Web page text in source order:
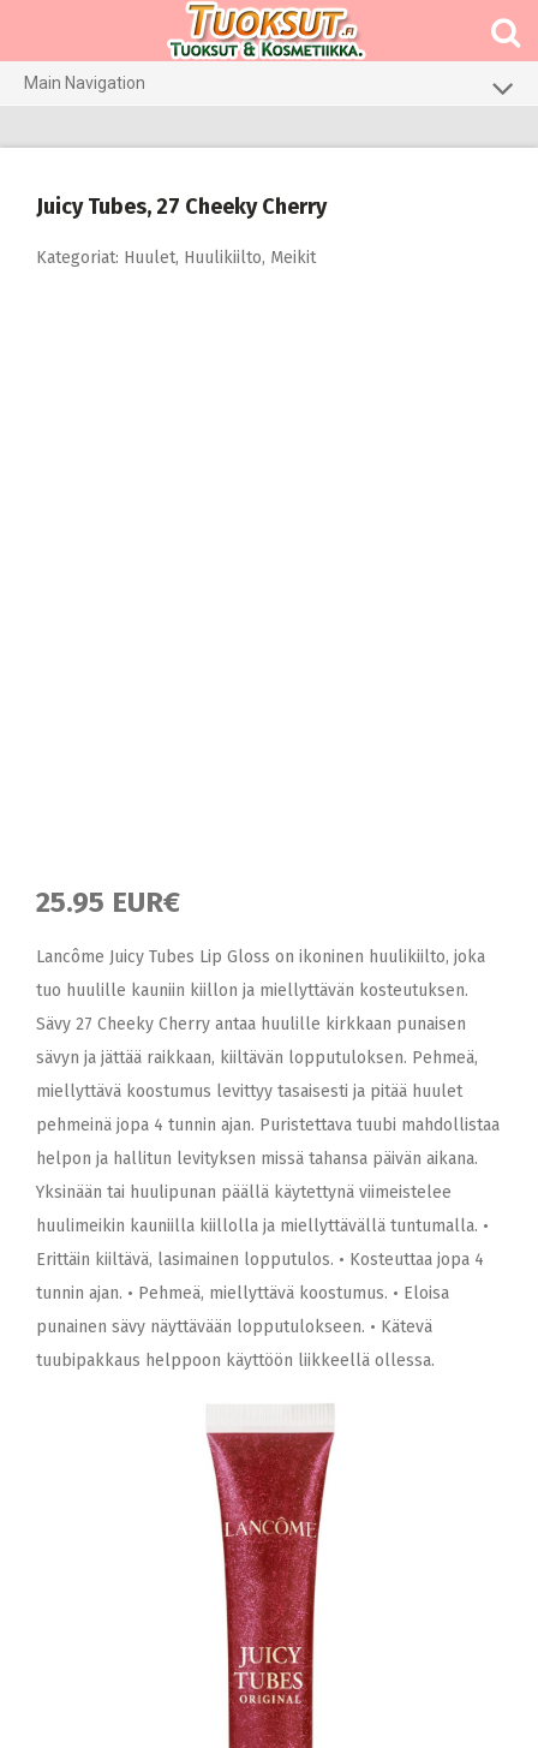
Main Navigation
Hiustenhoito
Ihonhoito
Juicy Tubes, 27 Cheeky Cherry
Kategoriat: Huulet, Huulikiilto, Meikit
25.95 EUR€
Lancôme Juicy Tubes Lip Gloss on ikoninen huulikiilto, joka
tuo huulille kauniin kiillon ja miellyttävän kosteutuksen.
Sävy 27 Cheeky Cherry antaa huulille kirkkaan punaisen
sävyn ja jättää raikkaan, kiiltävän lopputuloksen. Pehmeä,
miellyttävä koostumus levittyy tasaisesti ja pitää huulet
pehmeinä jopa 4 tunnin ajan. Puristettava tuubi mahdollistaa
helpon ja hallitun levityksen missä tahansa päivän aikana.
Yksinään tai huulipunan päällä käytettynä viimeistelee
huulimeikin kauniilla kiillolla ja miellyttävällä tuntumalla. •
Erittäin kiiltävä, lasimainen lopputulos. • Kosteuttaa jopa 4
tunnin ajan. • Pehmeä, miellyttävä koostumus. • Eloisa
punainen sävy näyttävään lopputulokseen. • Kätevä
tuubipakkaus helppoon käyttöön liikkeellä ollessa.